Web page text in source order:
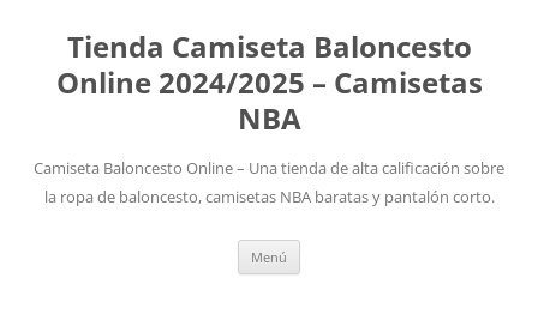
Tienda Camiseta Baloncesto
Online 2024/2025 – Camisetas
NBA
Camiseta Baloncesto Online – Una tienda de alta calificación sobre
la ropa de baloncesto, camisetas NBA baratas y pantalón corto.
Menú